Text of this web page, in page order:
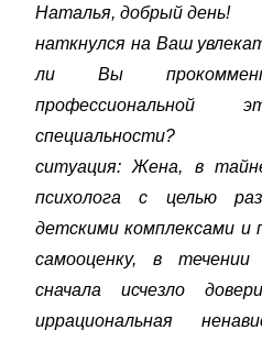
Наталья, добрый день!
наткнулся на Ваш
ли Вы
специальности?
ситуация: Жена, в
психолога с целью
детскими комплексами и
самооценку, в
сначала исчезло
иррациональная